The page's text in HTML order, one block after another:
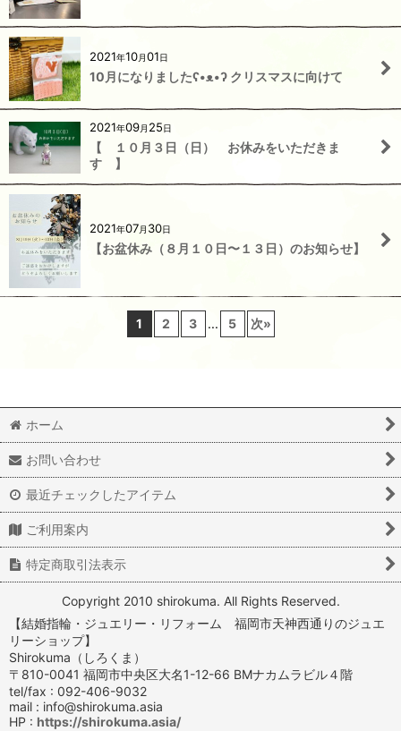
2021年10月01日
10月になりましたʕ•ᴥ•ʔ クリスマスに向けて
2021年09月 25日
【 １０月３日（日） お休みをいただきま
す 】
2021年07月 30日
【お盆休み（８月１０日〜１３日）のお知らせ】
1 2 3 ... 5 次»
ホーム
お問い合わせ
最近チェックしたアイテム
ご利用案内
特定商取引法表示
Copyright 2010 shirokuma. All Rights Reserved.
【結婚指輪・ジュエリー・リフォーム 福岡市天神西通りのジュエ
リーショップ】
Shirokuma（しろくま）
〒810-0041 福岡市中央区大名1-12-66 BMナカムラビル４階
tel/fax : 092-406-9032
mail : info@shirokuma.asia
HP : https://shirokuma.asia/